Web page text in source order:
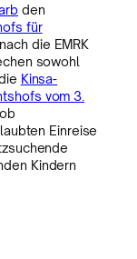
den
für
die EMRK
sowohl
Kinsa-
vom 3.
Einreise
Kindern